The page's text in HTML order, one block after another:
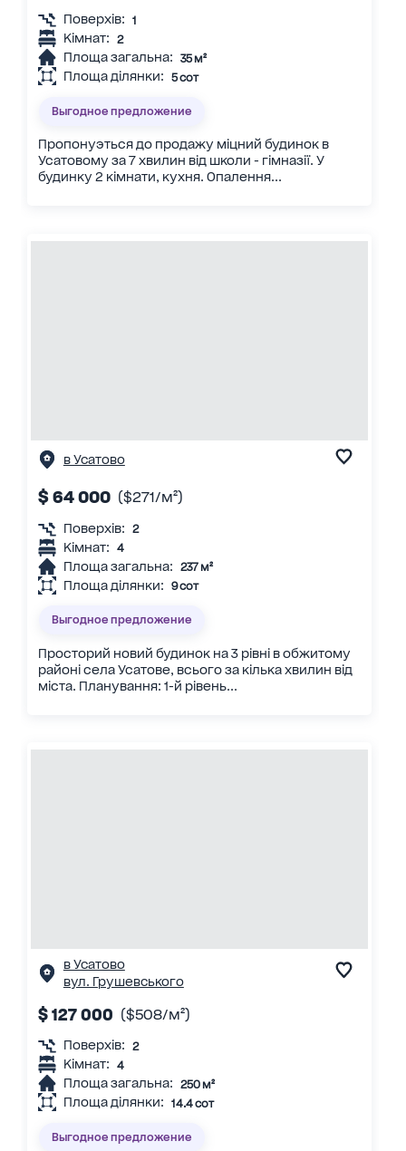
Поверхів: 1
Кімнат: 2
Площа загальна: 35 м²
Площа ділянки: 5 сот
Выгодное предложение
Пропонуэться до продажу міцний будинок в
Усатовому за 7 хвилин від школи - гімназії. У
будинку 2 кімнати, кухня. Опалення...
в Усатово
$ 64 000 ($271/м²)
Поверхів: 2
Кімнат: 4
Площа загальна: 237 м²
Площа ділянки: 9 сот
Выгодное предложение
Просторий новий будинок на 3 рівні в обжитому
районі села Усатове, всього за кілька хвилин від
міста. Планування: 1-й рівень...
в Усатово
вул. Грушевського
$ 127 000 ($508/м²)
Поверхів: 2
Кімнат: 4
Площа загальна: 250 м²
Площа ділянки: 14.4 сот
Выгодное предложение